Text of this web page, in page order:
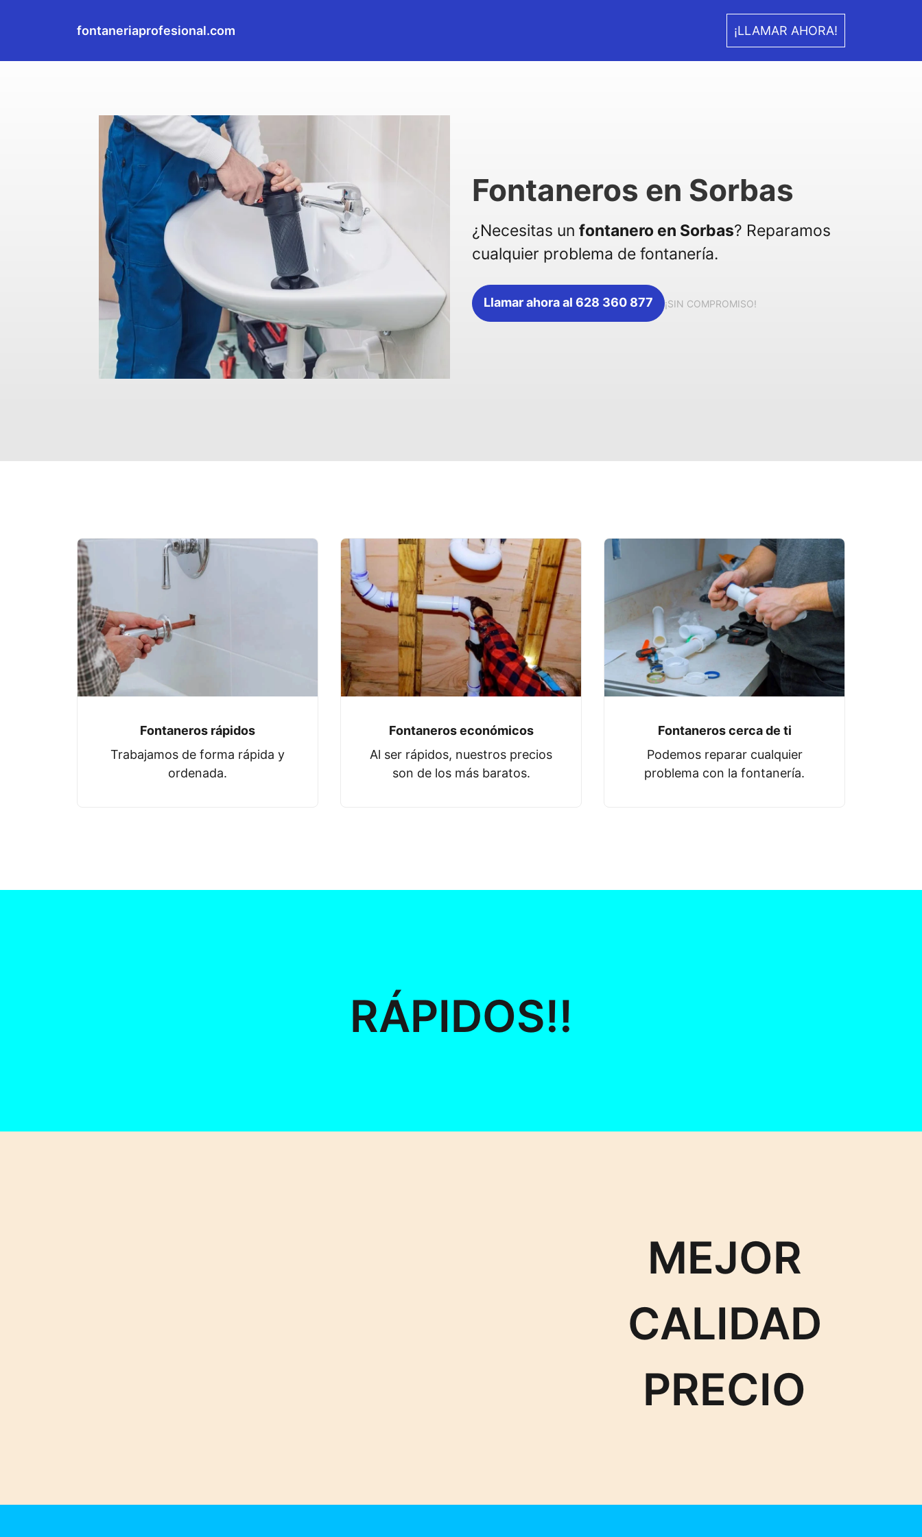
fontaneriaprofesional.com ¡LLAMAR AHORA!
Fontaneros en Sorbas
¿Necesitas un fontanero en Sorbas? Reparamos
cualquier problema de fontanería.
Llamar ahora al 628 360 877 ¡SIN COMPROMISO!
Fontaneros rápidos
Trabajamos de forma rápida y
ordenada.
Fontaneros económicos
Al ser rápidos, nuestros precios
son de los más baratos.
Fontaneros cerca de ti
Podemos reparar cualquier
problema con la fontanería.
RÁPIDOS!!
MEJOR
CALIDAD
PRECIO